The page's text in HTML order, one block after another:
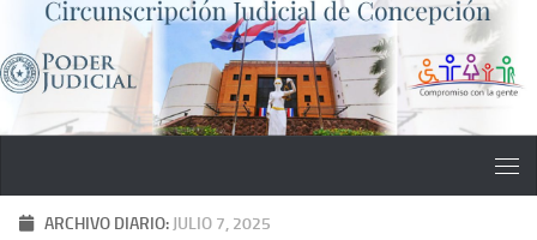
Saltar al contenido
ARCHIVO DIARIO: JULIO 7, 2025